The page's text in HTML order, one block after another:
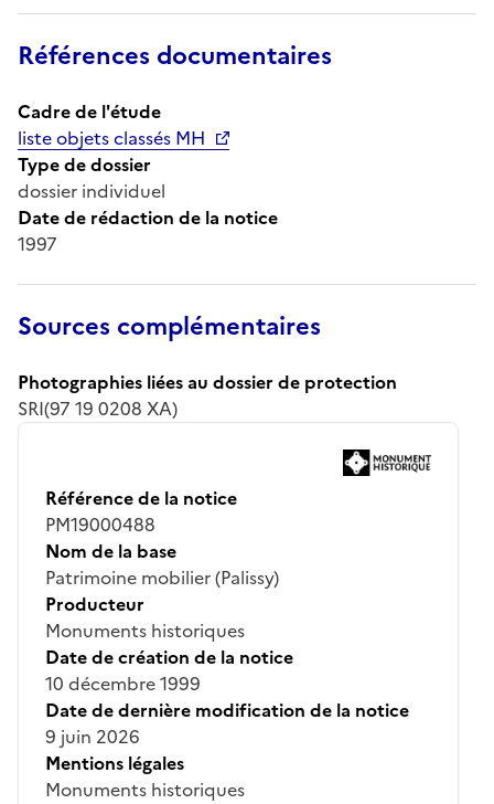
Références documentaires
Cadre de l'étude
liste objets classés MH
Type de dossier
dossier individuel
Date de rédaction de la notice
1997
Sources complémentaires
Photographies liées au dossier de protection
SRI(97 19 0208 XA)
Référence de la notice
PM19000488
Nom de la base
Patrimoine mobilier (Palissy)
Producteur
Monuments historiques
Date de création de la notice
10 décembre 1999
Date de dernière modification de la notice
9 juin 2026
Mentions légales
Monuments historiques